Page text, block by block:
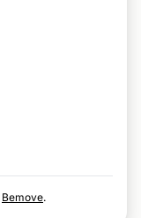
Bemove.